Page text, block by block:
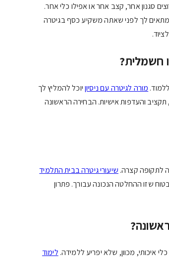
סגנון אחר, קצב אחר או אפילו כלי אחר.
לך לפני שאתה משקיע כסף בגיטרה
חשמלית?
מורה לגיטרה עם ניסיוןיוכל להמליץ לך
והעדפות אישיות. הבחירה הראשונה
לתקופה קצרה. שיעורי גיטרה בבית התלמיד
שזו ההחלטה הנכונה עבורך. פתרון
איכותי, מכוון, שלא יפריע ללמידה. לימוד